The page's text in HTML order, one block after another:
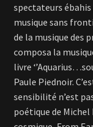
spectateurs
musique sans
de la musique des
composa la
livre
Paule Piednoir.
sensibilité n’est
poétique de